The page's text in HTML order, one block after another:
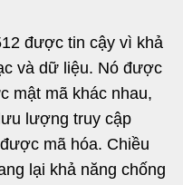
được tin cậy vì khả
và dữ liệu. Nó được
mật mã khác nhau,
lượng truy cập
mã hóa. Chiều
lại khả năng chống